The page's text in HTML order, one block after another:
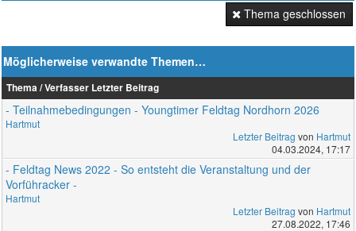
Thema geschlossen
Möglicherweise verwandte Themen…
Thema / Verfasser Letzter Beitrag
- Teilnahmebedingungen - Youngtimer Feldtag Nordhorn 2026
Hartmut
Letzter Beitrag von Hartmut
04.03.2024, 17:17
- Feldtag News 2022 - So entsteht die Veranstaltung und der
Vorführacker -
Hartmut
Letzter Beitrag von Hartmut
27.08.2022, 17:46